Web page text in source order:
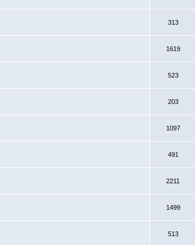
313
1619
523
203
1097
491
2211
1499
513